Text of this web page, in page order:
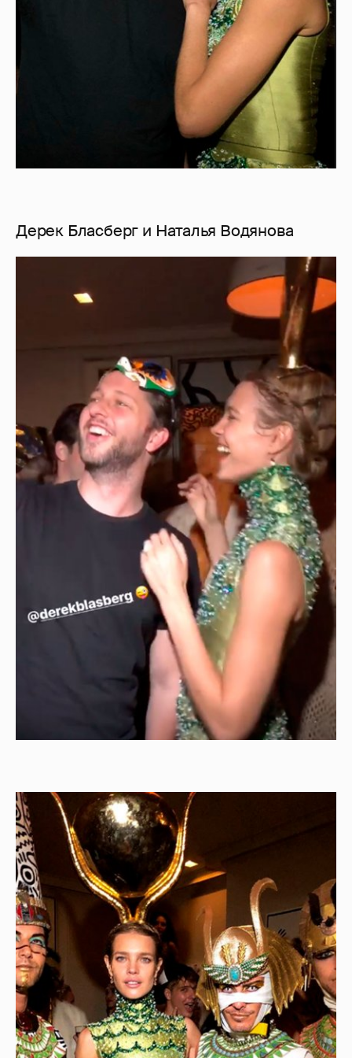
Дерек Бласберг и Наталья Водянова